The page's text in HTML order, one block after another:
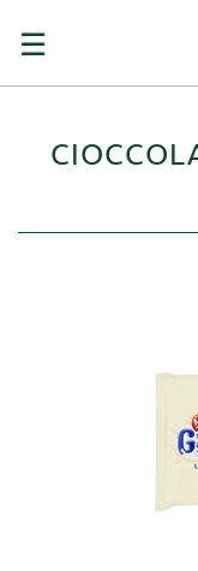
navigazione
☰